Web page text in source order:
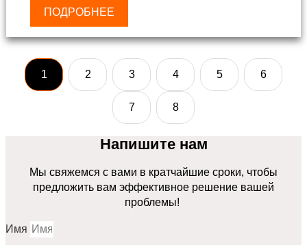
ПОДРОБНЕЕ
1 2 3 4 5 6
7 8
Напишите нам
Мы свяжемся с вами в кратчайшие сроки, чтобы
предложить вам эффективное решение вашей
проблемы!
Имя